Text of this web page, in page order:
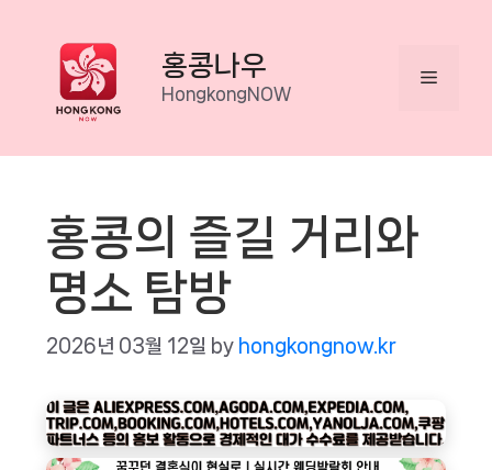
content
홍콩나우
HongkongNOW
Menu
홍콩의 즐길 거리와
명소 탐방
2026년 03월 12일 by hongkongnow.kr